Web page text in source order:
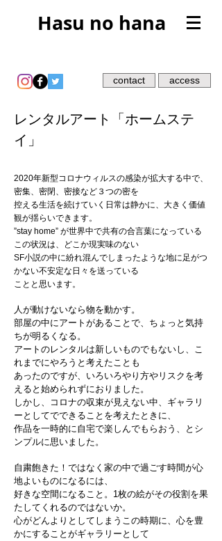
Hasu no hana
contact access
レンタルアート「ホームステ
イ」
2020年新型コロナウィルスの感染が拡大する中で、
密集、密閉、密接など３つの密を
控える生活を続けていく日常は静かに、大きく価値
観が揺らいできます。
”stay home” が世界中で共有の合言葉になっている
この状況は、どこか現実味のない
SF小説の中に紛れ混んでしまったような地に足がつ
かない不安定な日々を送っている
ことと思います。
人が動けないなら物を動かす。
部屋の中にアートがあることで、ちょっと気持
ちが明るくなる。
アートのレンタルは新しいものでもないし、こ
れまでにやろうと考えたことも
あったのですが、いろいろやり方やリスクを考
えると始められずにおりました。
しかし、コロナの収束が見えない中、ギャラリ
ーとしてでできることを考えたときに、
作品を一時的に自宅で楽しんでもらおう、とシ
ンプルに思いました。
自粛飽きた！ではなく家の中で過ごす時間が心
地よいものになるには、
好きな空間になること。1枚の絵がその役割を果
たしてくれるのではないか。
心がどんよりとしてしまうこの時期に、心を豊
かにすることがギャラリーとして